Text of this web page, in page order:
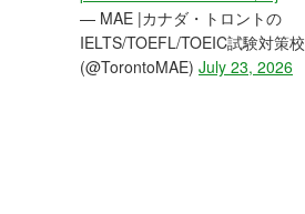
— MAE |カナダ・トロントの
IELTS/TOEFL/TOEIC試験対策校
(@TorontoMAE) July 23, 2026